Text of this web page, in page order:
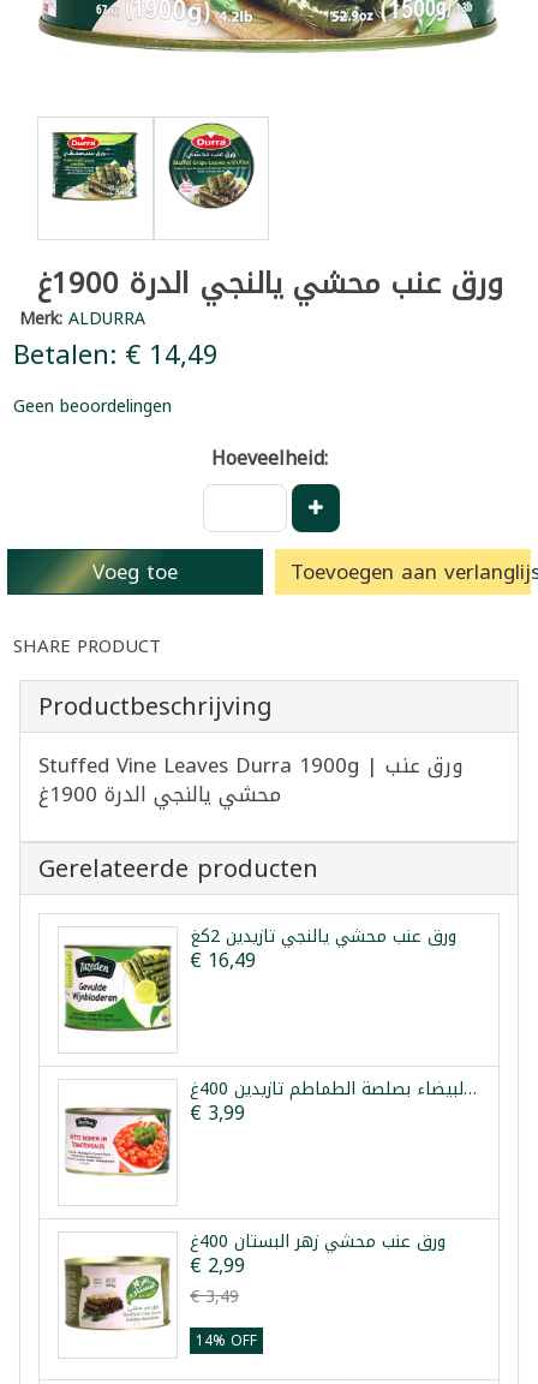
ورق عنب محشي يالنجي الدرة 1900غ
Merk:ALDURRA
Betalen: € 14,49
Geen beoordelingen
Hoeveelheid:
Voeg toe Toevoegen aan
SHARE PRODUCT
Productbeschrijving
Stuffed Vine Leaves Durra 1900g | ورق عنب
محشي يالنجي الدرة 1900غ
Gerelateerde producten
ورق عنب محشي يالنجي تازيدين 2كغ
€ 16,49
الفاصولياء البيضاء بصلصة الطماطم تازيدين 400غ
€ 3,99
ورق عنب محشي زهر البستان 400غ
€ 2,99
€ 3,49
14% OFF